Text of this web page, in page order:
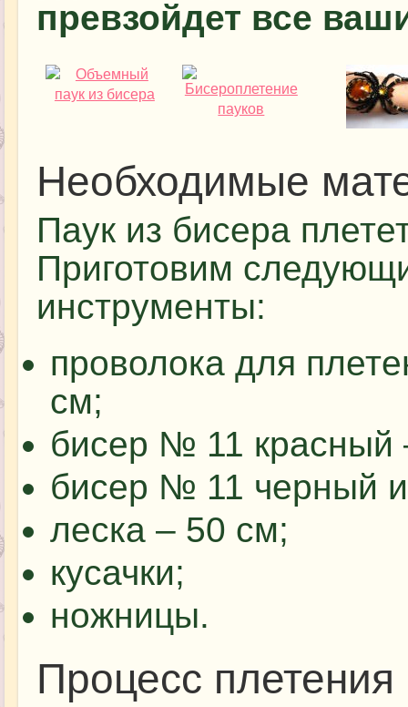
превзойдет все
Необходимые
Паук из бисера
Приготовим
инструменты:
проволока для
см;
бисер № 11 красный
бисер № 11 черный
леска – 50 см;
кусачки;
ножницы.
Процесс